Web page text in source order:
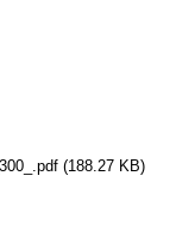
(188.27 KB)